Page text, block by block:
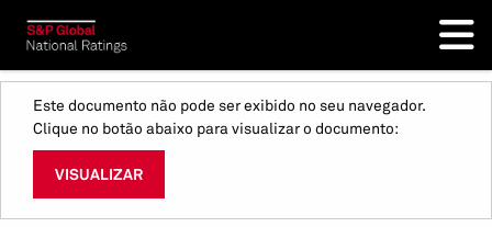
Este documento não pode ser exibido no seu navegador.
Clique no botão abaixo para visualizar o documento:
VISUALIZAR